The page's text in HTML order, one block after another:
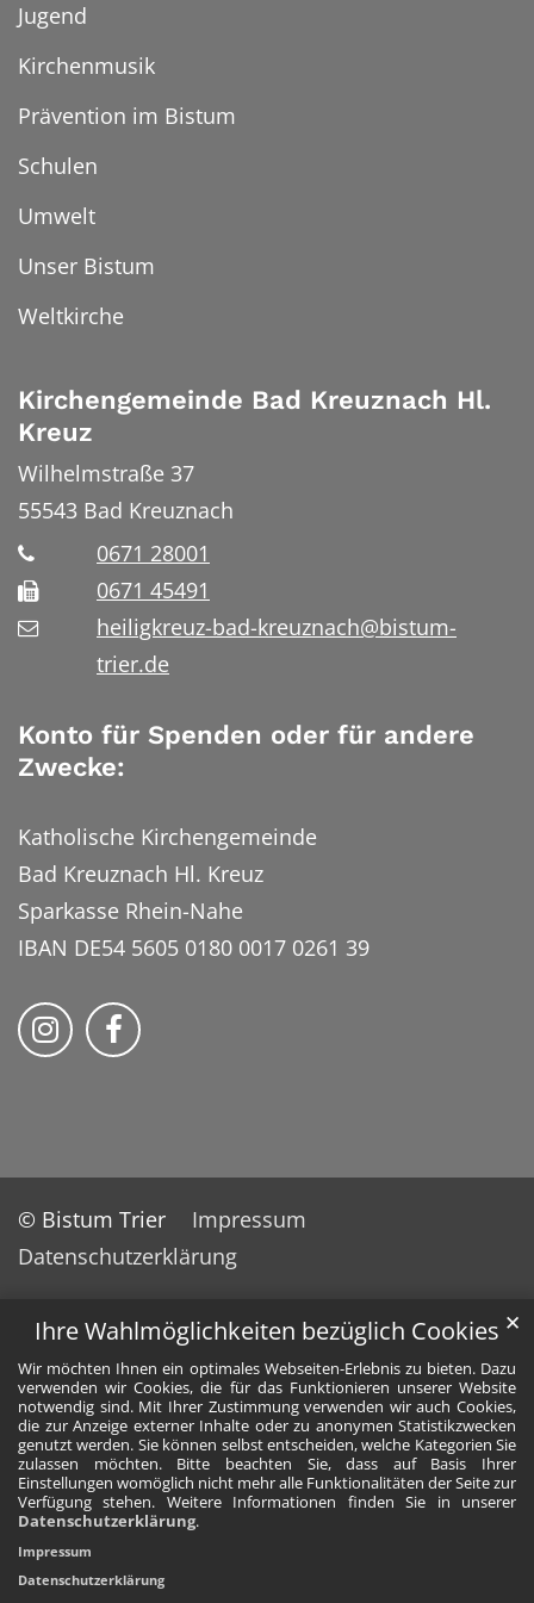
Ihre Wahlmöglichkeiten bezüglich Cookies
Wir möchten Ihnen ein optimales Webseiten-Erlebnis zu bieten. Dazu
verwenden wir Cookies, die für das Funktionieren unserer Website
notwendig sind. Mit Ihrer Zustimmung verwenden wir auch Cookies,
die zur Anzeige externer Inhalte oder zu anonymen Statistikzwecken
genutzt werden. Sie können selbst entscheiden, welche Kategorien Sie
zulassen möchten. Bitte beachten Sie, dass auf Basis Ihrer
Einstellungen womöglich nicht mehr alle Funktionalitäten der Seite zur
Verfügung stehen. Weitere Informationen finden Sie in unserer
Datenschutzerklärung.
✕
Impressum
Datenschutzerklärung
Jugend
Kirchenmusik
Prävention im Bistum
Schulen
Umwelt
Unser Bistum
Weltkirche
Kirchengemeinde Bad Kreuznach Hl.
Kreuz
Wilhelmstraße 37
55543 Bad Kreuznach
0671 28001
0671 45491
heiligkreuz-bad-kreuznach@bistum-
trier.de
Konto für Spenden oder für andere
Zwecke:
Katholische Kirchengemeinde
Bad Kreuznach Hl. Kreuz
Sparkasse Rhein-Nahe
IBAN DE54 5605 0180 0017 0261 39
Bistum Trier auf Instragram
Bistum Trier auf Facebook
© Bistum Trier
Impressum
Datenschutzerklärung